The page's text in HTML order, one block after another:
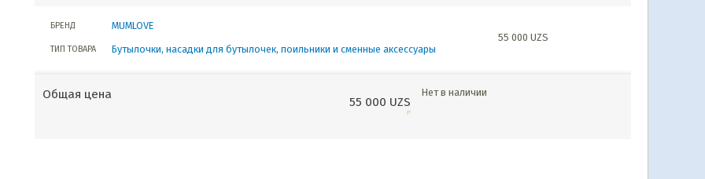
БРЕНД MUMLOVE
ТИП ТОВАРА Бутылочки, насадки для бутылочек, поильники и сменные аксессуары
55 000UZS
Общая цена
55 000 UZS
Нет в наличии